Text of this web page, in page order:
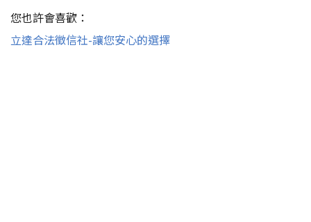
您也許會喜歡：
立達合法徵信社-讓您安心的選擇